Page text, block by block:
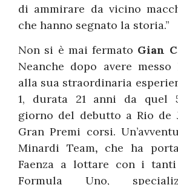
di ammirare da vicino
che hanno segnato la storia.”
Non si è mai fermato Gian
Neanche dopo avere
alla sua straordinaria
1, durata 21 anni da quel
giorno del debutto a Rio de
Gran Premi corsi.
Minardi Team, che ha
Faenza a lottare con i
Formula Uno,